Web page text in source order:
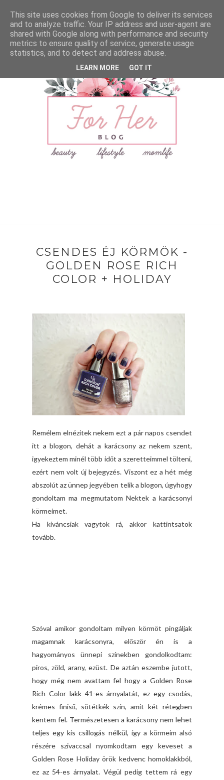
CSENDES ÉJ KÖRMÖK -
GOLDEN ROSE RICH
COLOR + HOLIDAY
Remélem elnézitek nekem ezt a pár napos csendet
itt a blogon, dehát a karácsony az nekem szent,
igyekeztem minél több időt a szeretteimmel tölteni,
ezért nem volt új bejegyzés. Viszont ez a hét még
abszolút az ünnep jegyében telik a blogon, úgyhogy
gondoltam ma megmutatom Nektek a karácsonyi
körmeimet.
Ha kíváncsiak vagytok rá, akkor kattintsatok
tovább.
Szóval amikor gondoltam milyen körmöt pingáljak
magamnak karácsonyra, először én is a
hagyományos ünnepi színekben gondolkodtam:
piros, zöld, arany, ezüst. De aztán eszembe jutott,
hogy még nem avattam fel hogy a Golden Rose
Rich Color lakk 41-es árnyalatát, ez egy csodás,
krémes finisű, sötétkék szín, amit két rétegben
kentem fel. Természetesen a karácsony nem lehet
teljes egy kis csillogás nélkül, így a körmeim alsó
részére szivaccsal nyomkodtam egy keveset a
Golden Rose Holiday örök kedvenc homoklakkból,
ez az 54-es árnyalat. Végül pedig tettem rá egy
This site uses cookies from Google to deliver its services
and to analyze traffic. Your IP address and user-agent are
shared with Google along with performance and security
metrics to ensure quality of service, generate usage
statistics, and to detect and address abuse.
LEARN MORE GOT IT